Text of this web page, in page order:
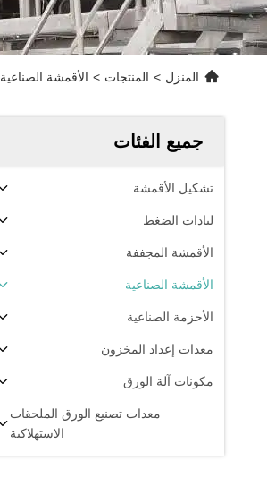
المنزل > المنتجات > الأقمشة الصناعية
جميع الفئات
تشكيل الأقمشة
لبادات الضغط
الأقمشة المجففة
الأقمشة الصناعية
الأحزمة الصناعية
معدات إعداد المخزون
مكونات آلة الورق
معدات تصنيع الورق الملحقات
الاستهلاكية